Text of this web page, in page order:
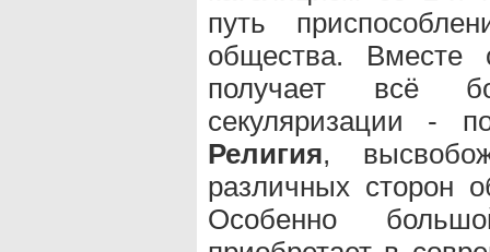
путь
общества.
получает всё
секуляризации -
Религия,
различных сторон
Особенно